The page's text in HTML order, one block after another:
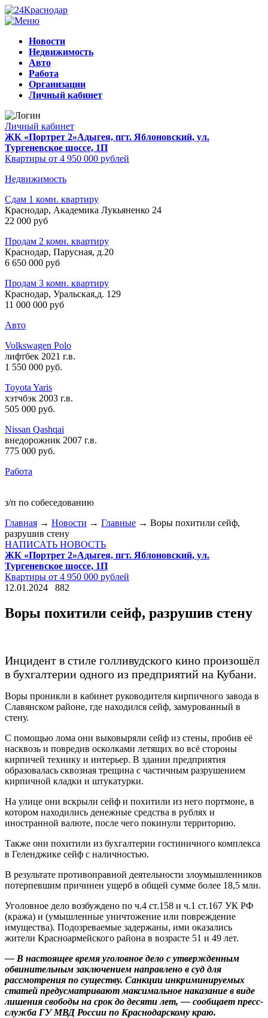
Новости
Недвижимость
Авто
Работа
Организации
Личный кабинет
Личный кабинет
ЖК «Портрет 2»Адыгея, пгт. Яблоновский, ул.
Тургеневское шоссе, 1П
Квартиры от 4 950 000 рублей
Недвижимость
Сдам 1 комн. квартиру
Краснодар, Академика Лукьяненко 24
22 000 руб
Продам 2 комн. квартиру
Краснодар, Парусная, д.20
6 650 000 руб
Продам 3 комн. квартиру
Краснодар, Уральская,д. 129
11 000 000 руб
Авто
Volkswagen Polo
лифтбек 2021 г.в.
1 550 000 руб.
Toyota Yaris
хэтчбэк 2003 г.в.
505 000 руб.
Nissan Qashqai
внедорожник 2007 г.в.
775 000 руб.
Работа
з/п по собеседованию
Главная → Новости → Главные → Воры похитили сейф,
разрушив стену
НАПИСАТЬ НОВОСТЬ
ЖК «Портрет 2»Адыгея, пгт. Яблоновский, ул.
Тургеневское шоссе, 1П
Квартиры от 4 950 000 рублей
12.01.2024
882
Воры похитили сейф, разрушив стену
Инцидент в стиле голливудского кино произошёл
в бухгалтерии одного из предприятий на Кубани.
Воры проникли в кабинет руководителя кирпичного завода в
Славянском районе, где находился сейф, замурованный в
стену.
С помощью лома они выковыряли сейф из стены, пробив её
насквозь и повредив осколками летящих во всё стороны
кирпичей технику и интерьер. В здании предприятия
образовалась сквозная трещина с частичным разрушением
кирпичной кладки и штукатурки.
На улице они вскрыли сейф и похитили из него портмоне, в
котором находились денежные средства в рублях и
иностранной валюте, после чего покинули территорию.
Также они похитили из бухгалтерии гостиничного комплекса
в Геленджике сейф с наличностью.
В результате противоправной деятельности злоумышленников
потерпевшим причинен ущерб в общей сумме более 18,5 млн.
Уголовное дело возбуждено по ч.4 ст.158 и ч.1 ст.167 УК РФ
(кража) и (умышленные уничтожение или повреждение
имущества). Подозреваемые задержаны, ими оказались
жители Красноармейского района в возрасте 51 и 49 лет.
— В настоящее время уголовное дело с утвержденным
обвинительным заключением направлено в суд для
рассмотрения по существу. Санкции инкриминируемых
статей предусматривают максимальное наказание в виде
лишения свободы на срок до десяти лет, — сообщает пресс-
служба ГУ МВД России по Краснодарскому краю.